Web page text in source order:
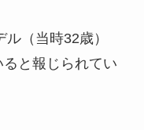
（当時32歳）
と報じられてい